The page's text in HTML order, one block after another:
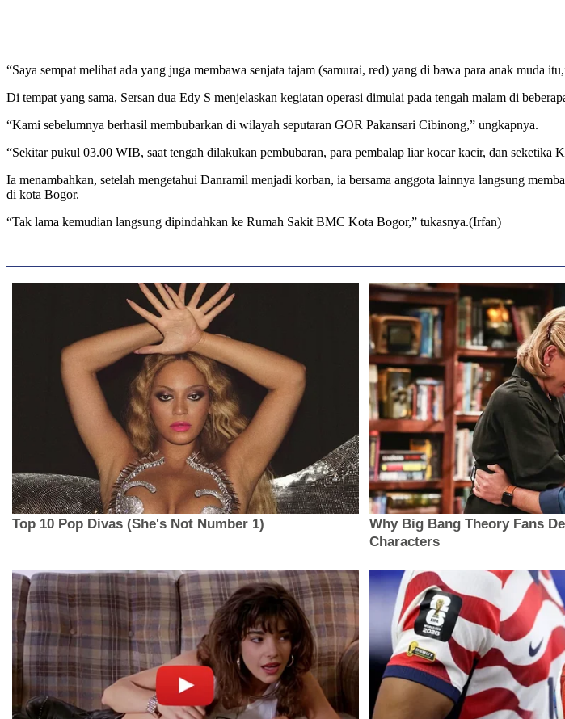
“Saya sempat melihat ada yang juga membawa senjata tajam (samurai, red) yang di bawa para anak muda
Di tempat yang sama, Sersan dua Edy S menjelaskan kegiatan operasi dimulai pada tengah malam di
“Kami sebelumnya berhasil membubarkan di wilayah seputaran GOR Pakansari Cibinong,” ungkapnya.
“Sekitar pukul 03.00 WIB, saat tengah dilakukan pembubaran, para pembalap liar kocar kacir, dan seketika
Ia menambahkan, setelah mengetahui Danramil menjadi korban, ia bersama anggota lainnya langsung
di kota Bogor.
“Tak lama kemudian langsung dipindahkan ke Rumah Sakit BMC Kota Bogor,” tukasnya.(Irfan)